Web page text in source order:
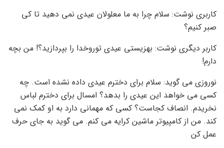
کاربری نوشت: سلام چرا به ما معلولان عیدی نمی دهید تا کی
صبر کنیم؟
کاربر دیگری نوشت: بهزیستی عیدی توروخدا را بپردازید؟! من بچه
دارم!
نوروزی می گوید: سلام برای دخترم عیدی داده نشده است. چه
کسی می خواهد این عیدی را بدهد؟ امسال برای دخترم لباس
نخریدم. انصاف کجاست؟ کسی که مهمانی دارد به او کمک نمی
کند. من از کامپیوتر ماشین کرایه می کنم. می گوید به جای حرف
عمل کن